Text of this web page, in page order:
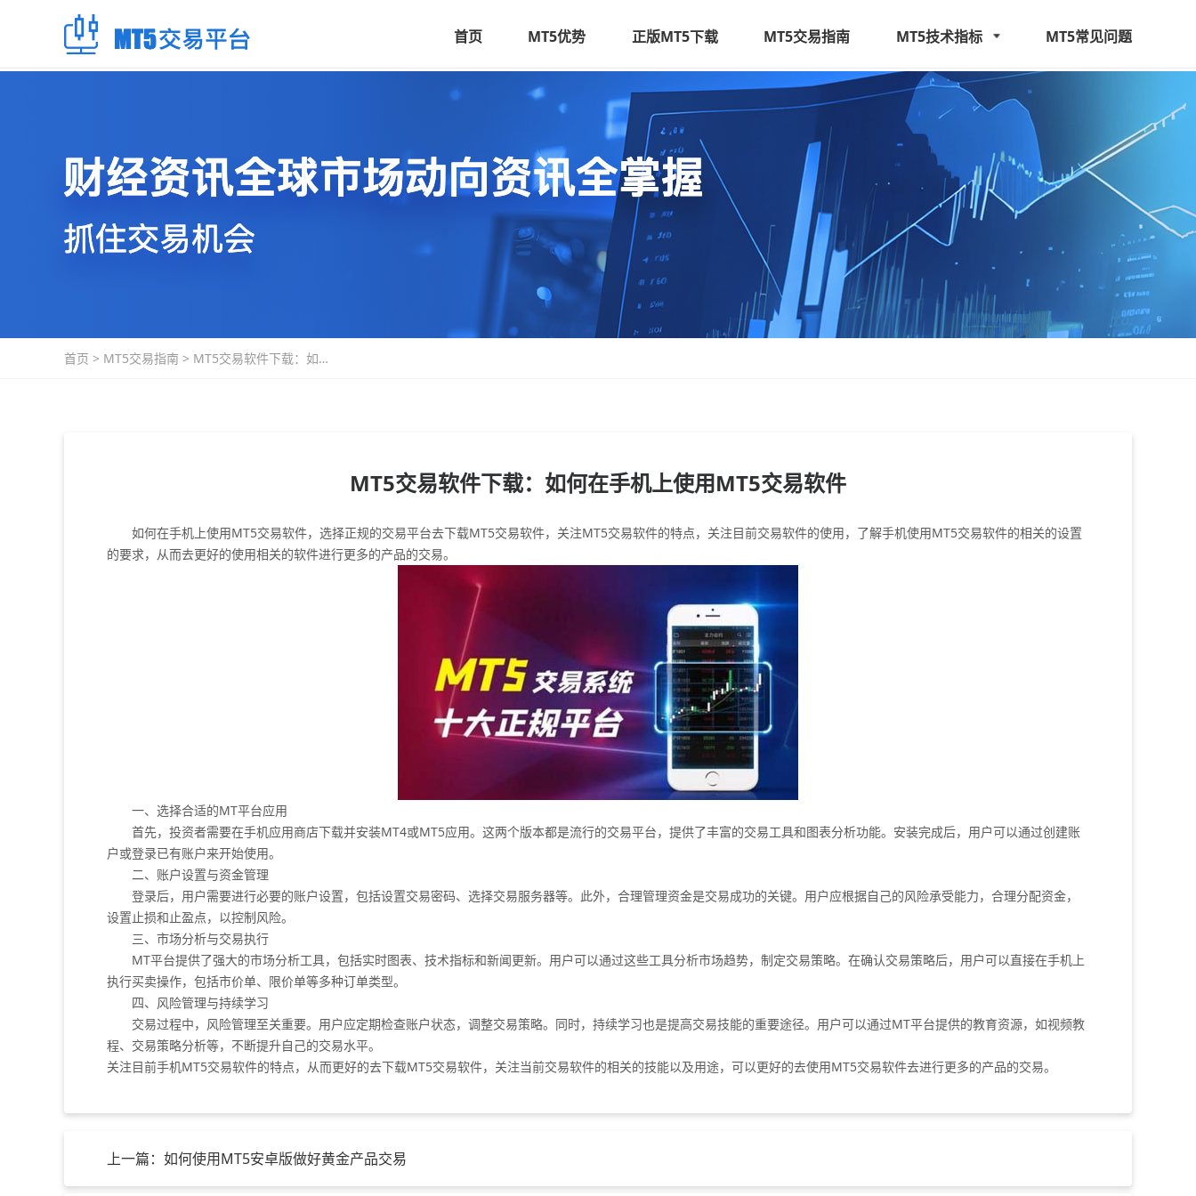
首页 MT5优势 正版MT5下载 MT5交易指南 MT5技术指标 MT5常见问题
首页 > MT5交易指南 > MT5交易软件下载：如何
MT5交易软件下载：如何在手机上使用MT5交易软件
如何在手机上使用MT5交易软件，选择正规的交易平台去下载MT5交易软件，关注MT5交易软件的特点，关注目前交易软件的使用，了解手机使用MT5交易软件的相关的设置
的要求，从而去更好的使用相关的软件进行更多的产品的交易。
一、选择合适的MT平台应用
首先，投资者需要在手机应用商店下载并安装MT4或MT5应用。这两个版本都是流行的交易平台，提供了丰富的交易工具和图表分析功能。安装完成后，用户可以通过创建账
户或登录已有账户来开始使用。
二、账户设置与资金管理
登录后，用户需要进行必要的账户设置，包括设置交易密码、选择交易服务器等。此外，合理管理资金是交易成功的关键。用户应根据自己的风险承受能力，合理分配资金，
设置止损和止盈点，以控制风险。
三、市场分析与交易执行
MT平台提供了强大的市场分析工具，包括实时图表、技术指标和新闻更新。用户可以通过这些工具分析市场趋势，制定交易策略。在确认交易策略后，用户可以直接在手机上
执行买卖操作，包括市价单、限价单等多种订单类型。
四、风险管理与持续学习
交易过程中，风险管理至关重要。用户应定期检查账户状态，调整交易策略。同时，持续学习也是提高交易技能的重要途径。用户可以通过MT平台提供的教育资源，如视频教
程、交易策略分析等，不断提升自己的交易水平。
关注目前手机MT5交易软件的特点，从而更好的去下载MT5交易软件，关注当前交易软件的相关的技能以及用途，可以更好的去使用MT5交易软件去进行更多的产品的交易。
上一篇：如何使用MT5安卓版做好黄金产品交易